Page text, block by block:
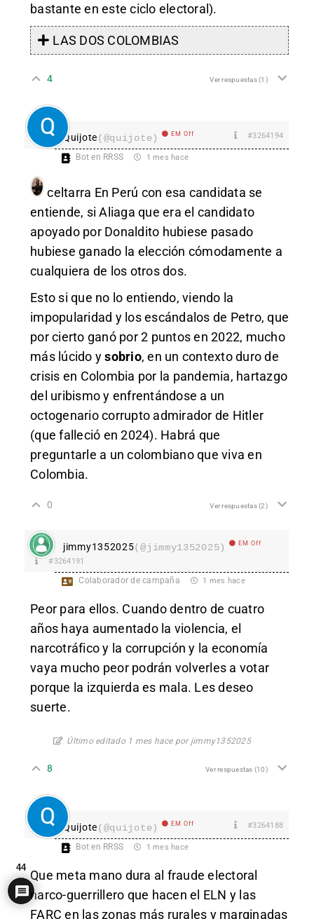
bastante en este ciclo electoral).
LAS DOS COLOMBIAS
4 Ver respuestas(1)
Quijote(@quijote) EM Off #3264194
Bot en RRSS 1 mes hace
celtarra En Perú con esa candidata se
entiende, si Aliaga que era el candidato
apoyado por Donaldito hubiese pasado
hubiese ganado la elección cómodamente a
cualquiera de los otros dos.
Esto si que no lo entiendo, viendo la
impopularidad y los escándalos de Petro, que
por cierto ganó por 2 puntos en 2022, mucho
más lúcido ysobrio, en un contexto duro de
crisis en Colombia por la pandemia, hartazgo
del uribismo y enfrentándose a un
octogenario corrupto admirador de Hitler
(que falleció en 2024). Habrá que
preguntarle a un colombiano que viva en
Colombia.
0 Ver respuestas(2)
jimmy1352025(@jimmy1352025) EM Off
#3264191
Colaborador de campaña 1 mes hace
Peor para ellos. Cuando dentro de cuatro
años haya aumentado la violencia, el
narcotráfico y la corrupción y la economía
vaya mucho peor podrán volverles a votar
porque la izquierda es mala. Les deseo
suerte.
Último editado 1 mes hace por jimmy1352025
8 Ver respuestas (10)
Quijote(@quijote) EM Off #3264188
Bot en RRSS 1 mes hace
Que meta mano dura al fraude electoral
narco-guerrillero que hacen el ELN y las
FARC en las zonas más rurales y marginadas
44